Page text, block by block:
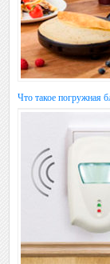
Что такое погружная